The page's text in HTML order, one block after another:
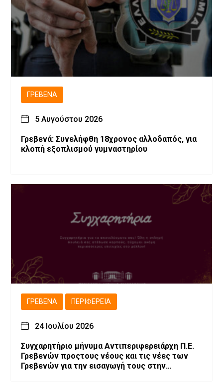
ΓΡΕΒΕΝΆ
5 Αυγούστου 2026
Γρεβενά: Συνελήφθη 18χρονος αλλοδαπός, για
κλοπή εξοπλισμού γυμναστηρίου
ΓΡΕΒΕΝΆ ΠΕΡΙΦΈΡΕΙΑ
24 Ιουλίου 2026
Συγχαρητήριο μήνυμα Αντιπεριφερειάρχη Π.Ε.
Γρεβενών προςτους νέους και τις νέες των
Γρεβενών για την εισαγωγή τους στην